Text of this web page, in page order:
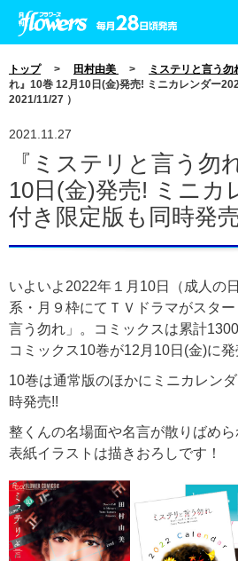
トップ> 田村由美 > ミステリと言う勿
れ』10巻 12月10日(金)発売! ミニカレンダー
2021/11/27 ）
2021.11.27
『ミステリと言う勿
10日(金)発売! ミニカ
付き限定版も同時発
いよいよ2022年１月10日（成人の
系・月９枠にてＴＶドラマがスタ
言う勿れ」。コミックスは累計
コミックス10巻が12月10日(金)に発
10巻は通常版のほかにミニカレン
時発売!!
整くんの名場面や名言が散りばめら
表紙イラストは描きおろしです！